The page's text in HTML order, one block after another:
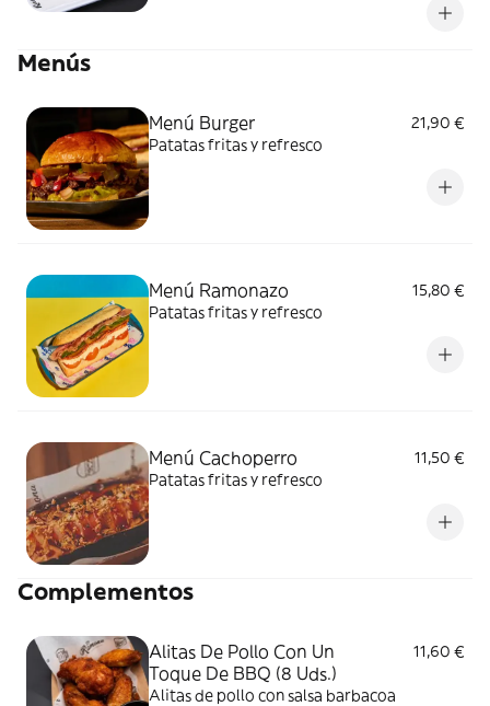
Menús
Menú Burger
21,90 €
Patatas fritas y refresco
Menú Ramonazo
15,80 €
Patatas fritas y refresco
Menú Cachoperro
11,50 €
Patatas fritas y refresco
Complementos
Alitas De Pollo Con Un
Toque De BBQ (8 Uds.)
11,60 €
Alitas de pollo con salsa barbacoa